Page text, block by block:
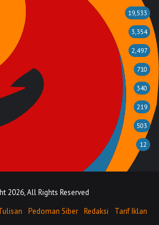
19,533
3,354
2,497
710
340
219
503
12
2026, All Rights Reserved
Pedoman Siber Redaksi
Tarif Iklan